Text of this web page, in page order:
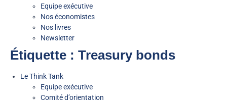
Equipe exécutive
Nos économistes
Nos livres
Newsletter
Étiquette : Treasury bonds
Le Think Tank
Equipe exécutive
Comité d’orientation